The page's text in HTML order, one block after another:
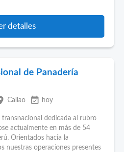
detalles
de Panadería
Callao event_available hoy
transnacional dedicada al rubro
actualmente en más de 54
Orientados hacia la
nuestras operaciones presentes